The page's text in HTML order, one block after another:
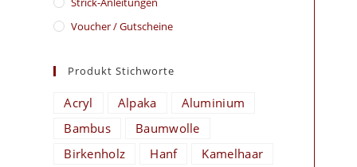
Voucher / Gutscheine
Produkt Stichworte
Acryl Alpaka
Aluminium
Bambus
Baumwolle
Birkenholz
Hanf
Kamelhaar